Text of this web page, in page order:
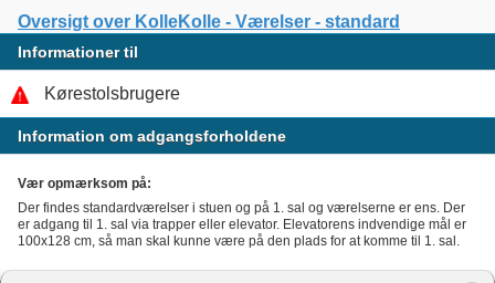
Oversigt over KolleKolle - Værelser - standard
Informationer til
Kørestolsbrugere
Information om adgangsforholdene
Vær opmærksom på:
Der findes standardværelser i stuen og på 1. sal og værelserne er ens. Der
er adgang til 1. sal via trapper eller elevator. Elevatorens indvendige mål er
100x128 cm, så man skal kunne være på den plads for at komme til 1. sal.